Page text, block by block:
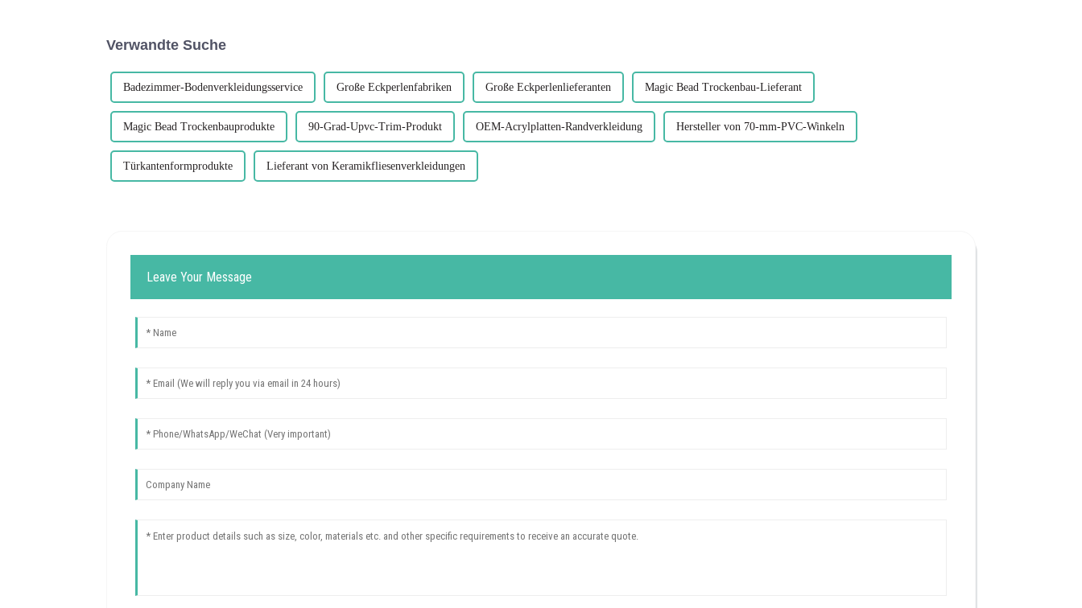
Verwandte Suche
Badezimmer-Bodenverkleidungsservice Große Eckperlenfabriken Große Eckperlenlieferanten Magic Bead Trockenbau-Lieferant
Magic Bead Trockenbauprodukte 90-Grad-Upvc-Trim-Produkt OEM-Acrylplatten-Randverkleidung Hersteller von 70-mm-PVC-Winkeln
Türkantenformprodukte Lieferant von Keramikfliesenverkleidungen
Leave Your Message